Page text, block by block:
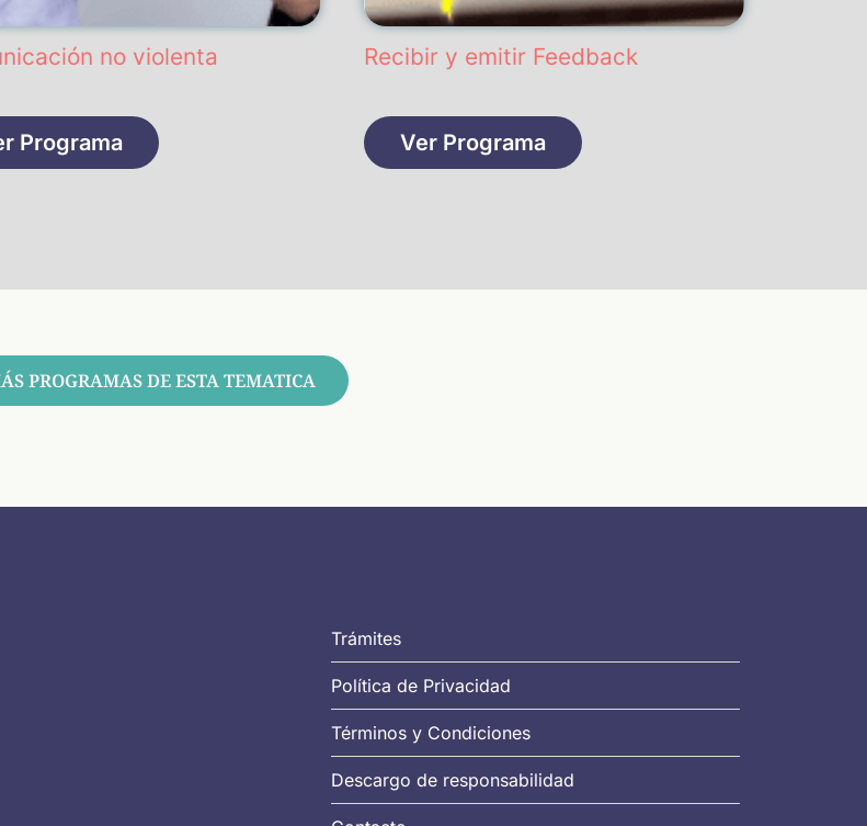
no violenta
Programa
Recibir y emitir Feedback
Ver Programa
PROGRAMAS DE ESTA TEMATICA
Trámites
Política de Privacidad
Términos y Condiciones
Descargo de responsabilidad